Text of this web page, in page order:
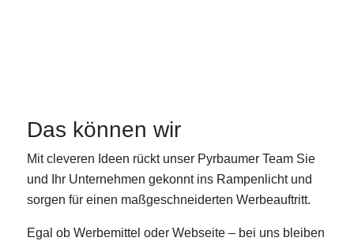
Das können wir
Mit cleveren Ideen rückt unser Pyrbaumer Team Sie
und Ihr Unternehmen gekonnt ins Rampenlicht und
sorgen für einen maßgeschneiderten Werbeauftritt.
Egal ob Werbemittel oder Webseite – bei uns bleiben